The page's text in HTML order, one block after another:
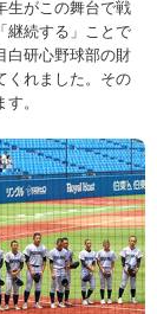
生がこの舞台で戦
継続する」ことで
白研心野球部の財
くれました。その
。